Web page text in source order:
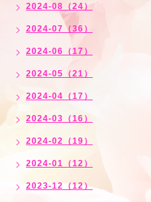
2024-08（24）
2024-07（36）
2024-06（17）
2024-05（21）
2024-04（17）
2024-03（16）
2024-02（19）
2024-01（12）
2023-12（12）